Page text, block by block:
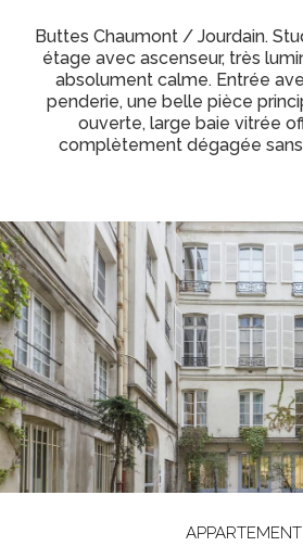
Buttes Chaumont / Jourdain.
étage avec ascenseur, très
absolument calme. Entrée
penderie, une belle pièce
ouverte, large baie vitrée
complètement dégagée sans
APPARTEMENT